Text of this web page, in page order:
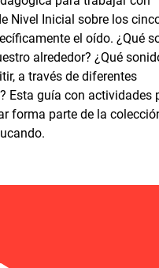
Nivel Inicial sobre los
el oído. ¿Qué
alrededor? ¿Qué
a través de diferentes
Esta guía con actividades
forma parte de la